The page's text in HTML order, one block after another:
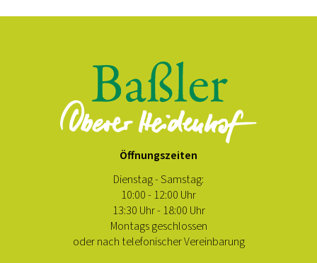
Öffnungszeiten
Dienstag - Samstag:
10:00 - 12:00 Uhr
13:30 Uhr - 18:00 Uhr
Montags geschlossen
oder nach telefonischer Vereinbarung